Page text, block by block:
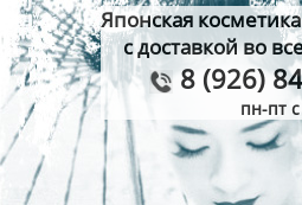
Японская
с доставкой во
8 (926)
пн-пт